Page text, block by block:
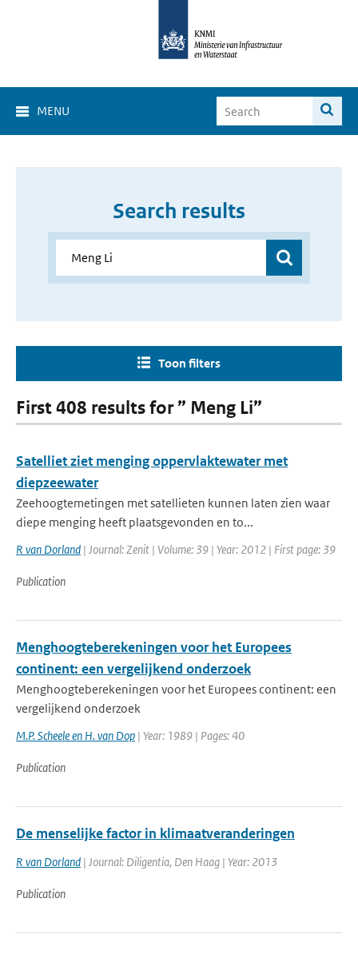
MENU
Search results
Toon filters
First 408 results for ” Meng Li”
Satelliet ziet menging oppervlaktewater met
diepzeewater
Zeehoogtemetingen met satellieten kunnen laten zien waar
diepe menging heeft plaatsgevonden en to...
R van Dorland | Journal: Zenit | Volume: 39 | Year: 2012 | First page: 39
Publication
Menghoogteberekeningen voor het Europees
continent: een vergelijkend onderzoek
Menghoogteberekeningen voor het Europees continent: een
vergelijkend onderzoek
M.P. Scheele en H. van Dop | Year: 1989 | Pages: 40
Publication
De menselijke factor in klimaatveranderingen
R van Dorland | Journal: Diligentia, Den Haag | Year: 2013
Publication